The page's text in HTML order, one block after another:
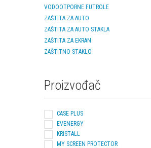
VODOOTPORNE FUTROLE
ZAŠTITA ZA AUTO
ZAŠTITA ZA AUTO STAKLA
ZAŠTITA ZA EKRAN
ZAŠTITNO STAKLO
Proizvođač
CASE PLUS
EVENERGY
KRISTALL
MY SCREEN PROTECTOR